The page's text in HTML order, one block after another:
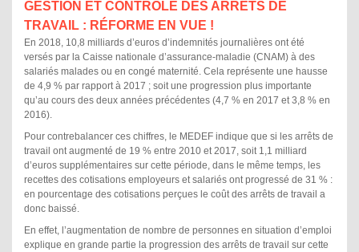
GESTION ET CONTRÔLE DES ARRÊTS DE
TRAVAIL : RÉFORME EN VUE !
En 2018, 10,8 milliards d’euros d’indemnités journalières ont été
versés par la Caisse nationale d’assurance-maladie (CNAM) à des
salariés malades ou en congé maternité. Cela représente une hausse
de 4,9 % par rapport à 2017 ; soit une progression plus importante
qu’au cours des deux années précédentes (4,7 % en 2017 et 3,8 % en
2016).
Pour contrebalancer ces chiffres, le MEDEF indique que si les arrêts de
travail ont augmenté de 19 % entre 2010 et 2017, soit 1,1 milliard
d’euros supplémentaires sur cette période, dans le même temps, les
recettes des cotisations employeurs et salariés ont progressé de 31 % :
en pourcentage des cotisations perçues le coût des arrêts de travail a
donc baissé.
En effet, l’augmentation de nombre de personnes en situation d’emploi
explique en grande partie la progression des arrêts de travail sur cette